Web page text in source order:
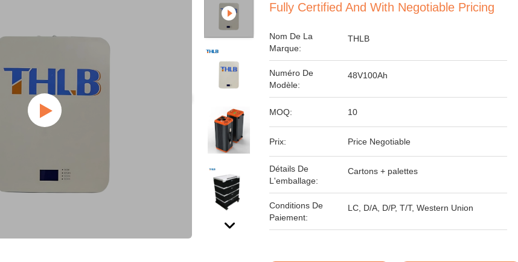
Fully Certified And With Negotiable Pricing
Nom De La
Marque:
THLB
Numéro De
Modèle:
48V100Ah
MOQ: 10
Prix: Price Negotiable
Détails De
L'emballage:
Cartons + palettes
Conditions De
Paiement:
LC, D/A, D/P, T/T, Western Union